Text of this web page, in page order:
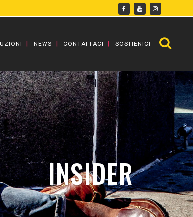
NEWS CONTATTACI SOSTIENICI
INSIDER